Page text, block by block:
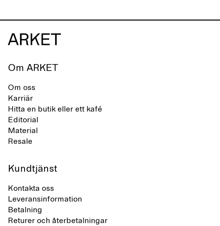
Om ARKET
Om oss
Karriär
Hitta en butik eller ett kafé
Editorial
Material
Resale
Kundtjänst
Kontakta oss
Leveransinformation
Betalning
Returer och återbetalningar